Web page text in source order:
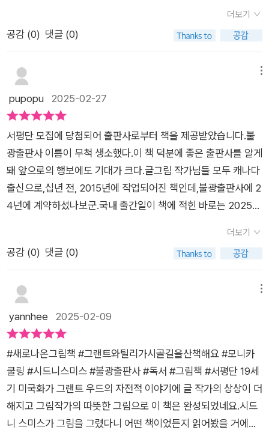
을 준다. 특히, 시드니 스미스의 그림은 감성적인 요소를 극대화
하며, 인간과 동물 간의 따뜻한 유대감을 한층 더 돋보이게 한다.
또한, 이 책을 읽고 나서 현재의 내 삶을 돌아보게 되었다. 우리
는 때때로 꿈을 이루기 위해 더 나은 환경이나 조건을 찾아야 한
수 있는가이다. 작은 일상 속에서도 의미를 발견하고, 그것을 소
결론적으로, 《그랜트와 틸리가 시골길을 산책해요》는 예술과
삶의 의미를 돌아보게 하는 따뜻한 그림책이다. 단순히 어린이들
만이 아니라, 자신만의 길을 찾고자 하는 모든 이들에게 추천하고
싶은 작품이다. #그랜트와틸리가시골길을걸어요 #불광출판사
#모니카쿨링 #시드시스미스 #김난령옮김 #그랜트우드 #화가그
투 중이네요.그림에 여러 시도를 해 보지만 왠지 몸에 맞지 않는
옷을 입은 듯했어요. 결국 그랜트는 집에 돌아가기로 합니다.다정
작품으로 유명한 미국의 작가 그랜트 우드의 이야기입니다. 실제
실을 깨닫게 됐답니다. '화가는 자신이 가장 관심 있는 주제와 대
상은 그가 자랐던 시골 풍경과 주위 사람들이 됐다네요. 이쯤에서
슬쩍 흥미를 잃으신 분들 계실까요?정보 전달하듯, 누군가의 업
적을 쭉 늘어놓는 책일 것 같아 김새셨나요?전혀 아닙니다ㅡ 오
히려 이 책은 슬그머니 ...다정한 책이지요. 능선이 겹겹인 시골
풍경이 그렇고, 자신의 꿈과 감정에 솔직한 그랜트가 그렇고, '미
소가 야트막한 언덕처럼 다정'하다는 암소 틸리가 그렇습니다.부
드럽고 온화한 그림체도, 잠자리 동화처럼 나긋나긋한 글밥들도
이 따뜻해집니다.이런 다정함에, 이 책을 다 볼 때쯤에야 그랜트
가 실존 인물이라는 것을 기억해 냈을 정도지요.그런데요,제가 책
을 다 보고 화들짝 놀란 이유가 하나 있습니다.그랜트와 달리 암
소 틸리는 실제로 존재하는 젖소가 아니었다는 사실이지요.틸리
는요ㅡ '소젖을 짜는 동안 아주 좋은 아이디어를 얻었다'는 그랜
트 우드의 말에 착안해 만들어진 캐릭터라네요.아ㅡ 조금 아쉽지
만, 뭐 어떻습니까.그랜트 우드라는 화가를 알면서 예쁜 이야기도
하나 알았는걸요.그리고 어쩌면요, 같은 풍경, 같은 이름은 아니
지만다정한 암소와 야심찬 화가가 지금 조용한 시골길을 산책 중
더보기
공감 (0) 댓글 (0)
pupopu 2025-02-27
서평단 모집에 당첨되어 출판사로부터 책을 제공받았습니다.불
광출판사 이름이 무척 생소했다.이 책 덕분에 좋은 출판사를 알게
돼 앞으로의 행보에도 기대가 크다.글그림 작가님들 모두 캐나다
출신으로,십년 전, 2015년에 작업되어진 책인데,불광출판사에 2
4년에 계약하셨나보군.국내 출간일이 책에 적힌 바로는 2025년
이 (달은 2월이지만) 13일이라 괜히 움찔!실존인물인 그랜트 우
드 작가에 대한 이야기로,미국인들의 베스트에 꼽히는 아메리칸
i/%EC%95%84%EB%A9%94%EB%A6%AC%EC%B9%
B8_%EA%B3%A0%EB%94%95을 완성하기까지의 일들이
담겨있다.글작가가 책에 밝힌 바와같이 이야기 모두가 실화는 아
림책에서는 적절한 배치였다고 본다.그랜트 우드 작가는,,,여러
작업을 보면, 이 사람 좀 고리타분하고 우울했지 않았을까 싶기도
한데,시간이 백년 쯤 지난 작업이라,, 물감의 성능에 대해서도 의
심하지 않을 수 없지만,여튼,대표작인 아메리칸 고딕만 봐도, 벌
써 우울하고, 개인적으로는 너무 시니컬해서, 별로 궁금해지지 않
더보기
공감 (0) 댓글 (0)
yannhee 2025-02-09
#새로나온그림책 #그랜트와틸리가시골길을산책해요 #모니카
쿨링 #시드니스미스 #불광출판사 #독서 #그림책 #서평단 19세
기 미국화가 그랜트 우드의 자전적 이야기에 글 작가의 상상이 더
해지고 그림작가의 따뜻한 그림으로 이 책은 완성되었네요.시드
니 스미스가 그림을 그렸다니 어떤 책이었든지 읽어봤을 거에요.